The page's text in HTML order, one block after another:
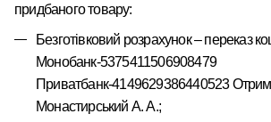
придбаного товару:
Безготівковий розрахунок – переказ
Монобанк-5375411506908479
Приватбанк-4149629386440523
Монастирський А. А.;